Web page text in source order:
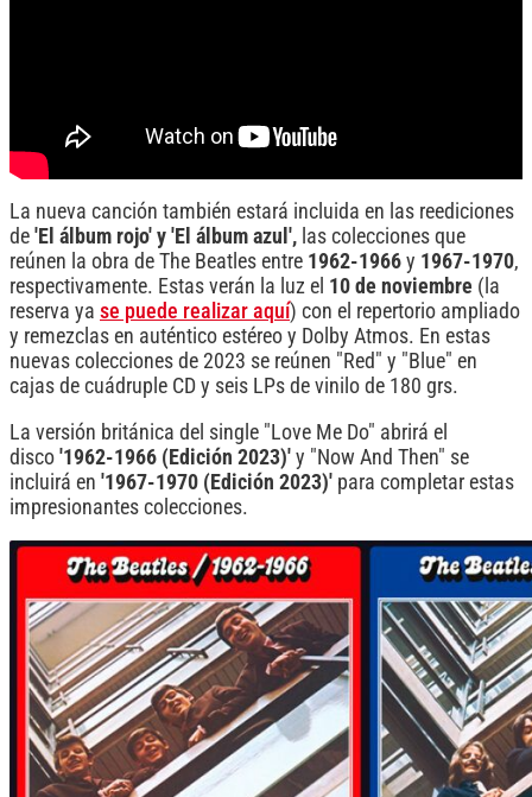
La nueva canción también estará incluida en las reediciones
de 'El álbum rojo' y 'El álbum azul', las colecciones que
reúnen la obra de The Beatles entre 1962-1966 y 1967-1970,
respectivamente. Estas verán la luz el 10 de noviembre (la
reserva ya se puede realizar aquí) con el repertorio ampliado
y remezclas en auténtico estéreo y Dolby Atmos. En estas
nuevas colecciones de 2023 se reúnen "Red" y "Blue" en
cajas de cuádruple CD y seis LPs de vinilo de 180 grs.
La versión británica del single "Love Me Do" abrirá el
disco '1962-1966 (Edición 2023)' y "Now And Then" se
incluirá en '1967-1970 (Edición 2023)' para completar estas
impresionantes colecciones.